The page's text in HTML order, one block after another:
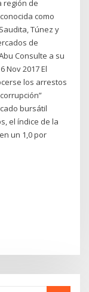
región de
como
Túnez y
de
Consulte a su
2017 El
los arrestos
bursátil
el índice de la
un 1,0 por